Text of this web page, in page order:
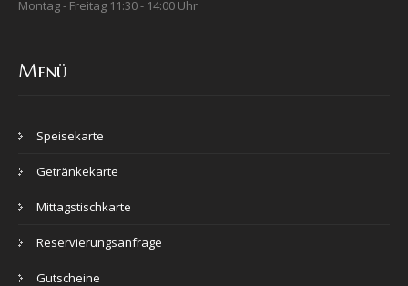
Montag - Freitag 11:30 - 14:00 Uhr
Menü
Speisekarte
Getränkekarte
Mittagstischkarte
Reservierungsanfrage
Gutscheine